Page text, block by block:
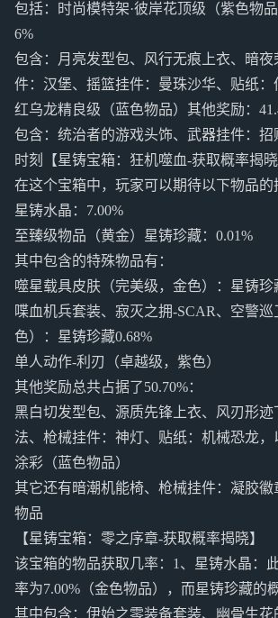
包括：时尚模特架·彼岸花顶级（紫色物
6%
包含：月亮发型包、风行无痕上衣、暗
件：汉堡、摇篮挂件：曼珠沙华、贴纸
红乌龙精良级（蓝色物品）其他奖励：
包含：统治者的游戏头饰、武器挂件：
时刻【星铸宝箱：狂机噬血-获取概率揭晓
在这个宝箱中，玩家可以期待以下物品的
星铸水晶：7.00%
至臻级物品（黄金）星铸珍藏：0.01%
其中包含的特殊物品有：
噬星载具皮肤（完美级，金色）：星铸珍
喋血机兵套装、寂灭之拥-SCAR、空警
色）：星铸珍藏0.68%
单人动作-利刃（卓越级，紫色）
其他奖励总共占据了50.70%：
黑白切发型包、源质先锋上衣、风刃形
法、枪械挂件：神灯、贴纸：机械恐龙
涂彩（蓝色物品）
其它还有暗潮机能椅、枪械挂件：凝胶
物品
【星铸宝箱：零之序章-获取概率揭晓】
该宝箱的物品获取几率：1、星铸水晶：
率为7.00%（金色物品），而星铸珍藏的
其中包含：伊始之零装备套装、幽骨生